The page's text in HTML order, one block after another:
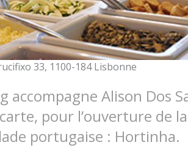
33, 1100-184 Lisbonne
accompagne Alison Dos
pour l’ouverture de
portugaise : Hortinha.